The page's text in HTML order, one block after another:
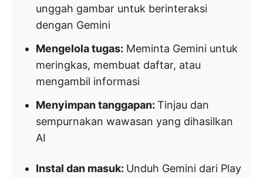
unggah gambar untuk berinteraksi
dengan Gemini
Mengelola tugas: Meminta Gemini untuk
meringkas, membuat daftar, atau
mengambil informasi
Menyimpan tanggapan: Tinjau dan
sempurnakan wawasan yang dihasilkan
AI
Instal dan masuk: Unduh Gemini dari Play